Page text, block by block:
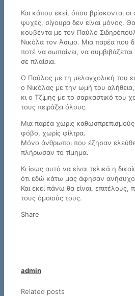
Και κάπου εκεί, όπου βρίσκονται
ψυχές, σίγουρα δεν είναι μόνος. Θα
κουβέντα με τον Παύλο
Νικόλα τον Άσιμο. Μια παρέα που
ποτέ να σωπαίνει, να
σε πλαίσια.
Ο Παύλος με τη μελαγχολική του
ο Νικόλας με την ωμή του αλήθεια,
κι ο Τζίμης με το σαρκαστικό του
τους πειράζει όλους.
Μια παρέα χωρίς
φόβο, χωρίς φίλτρα.
Μόνο άνθρωποι που έζησαν
πλήρωσαν το τίμημα.
Κι ίσως αυτό να είναι τελικά η
ότι εδώ κάτω μας άφησαν
Και εκεί πάνω θα είναι, επιτέλους,
τους όμοιούς τους.
Share
admin
Related posts